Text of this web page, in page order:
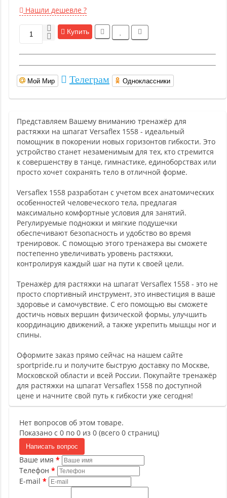
Нашли дешевле ?
Купить
Мой Мир Телеграм Одноклассники
Представляем Вашему вниманию тренажёр для
растяжки на шпагат Versaflex 1558 - идеальный
помощник в покорении новых горизонтов гибкости. Это
устройство станет незаменимым для тех, кто стремится
к совершенству в танце, гимнастике, единоборствах или
просто хочет сохранять тело в отличной форме.
Versaflex 1558 разработан с учетом всех анатомических
особенностей человеческого тела, предлагая
максимально комфортные условия для занятий.
Регулируемые подножки и мягкие подушечки
обеспечивают безопасность и удобство во время
тренировок. С помощью этого тренажера вы сможете
постепенно увеличивать уровень растяжки,
контролируя каждый шаг на пути к своей цели.
Тренажёр для растяжки на шпагат Versaflex 1558 - это не
просто спортивный инструмент, это инвестиция в ваше
здоровье и самочувствие. С его помощью вы сможете
достичь новых вершин физической формы, улучшить
координацию движений, а также укрепить мышцы ног и
спины.
Оформите заказ прямо сейчас на нашем сайте
sportpride.ru и получите быструю доставку по Москве,
Московской области и всей России. Покупайте тренажёр
для растяжки на шпагат Versaflex 1558 по доступной
цене и начните свой путь к гибкости уже сегодня!
Нет вопросов об этом товаре.
Показано с 0 по 0 из 0 (всего 0 страниц)
Написать вопрос
Ваше имя
Телефон
E-mail